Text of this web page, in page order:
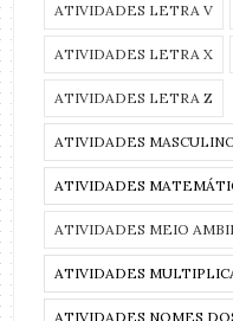
ATIVIDADES LETRA V
ATIVIDADES LETRA X
ATIVIDADES LETRA Z
ATIVIDADES
ATIVIDADES
ATIVIDADES MEIO
ATIVIDADES
ATIVIDADES NOMES